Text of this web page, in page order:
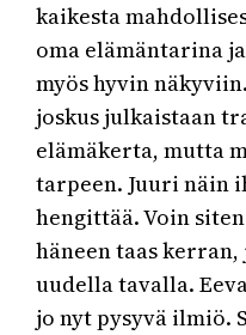
kaikesta
oma elämäntarina
myös hyvin
joskus julkaistaan
elämäkerta, mutta
tarpeen. Juuri näin
hengittää. Voin
häneen taas
uudella tavalla.
jo nyt pysyvä ilmiö.